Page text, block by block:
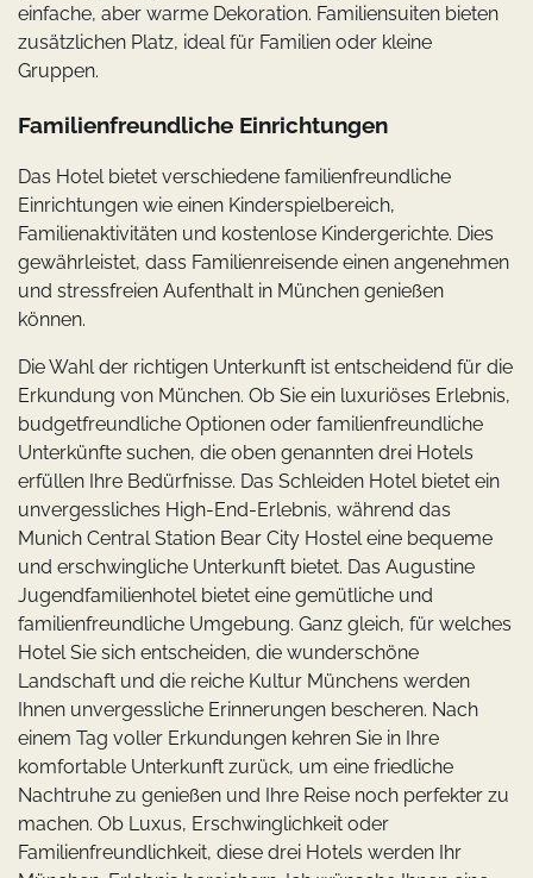
einfache, aber warme Dekoration. Familiensuiten bieten
zusätzlichen Platz, ideal für Familien oder kleine
Gruppen.
Familienfreundliche Einrichtungen
Das Hotel bietet verschiedene familienfreundliche
Einrichtungen wie einen Kinderspielbereich,
Familienaktivitäten und kostenlose Kindergerichte. Dies
gewährleistet, dass Familienreisende einen angenehmen
und stressfreien Aufenthalt in München genießen
können.
Die Wahl der richtigen Unterkunft ist entscheidend für die
Erkundung von München. Ob Sie ein luxuriöses Erlebnis,
budgetfreundliche Optionen oder familienfreundliche
Unterkünfte suchen, die oben genannten drei Hotels
erfüllen Ihre Bedürfnisse. Das Schleiden Hotel bietet ein
unvergessliches High-End-Erlebnis, während das
Munich Central Station Bear City Hostel eine bequeme
und erschwingliche Unterkunft bietet. Das Augustine
Jugendfamilienhotel bietet eine gemütliche und
familienfreundliche Umgebung. Ganz gleich, für welches
Hotel Sie sich entscheiden, die wunderschöne
Landschaft und die reiche Kultur Münchens werden
Ihnen unvergessliche Erinnerungen bescheren. Nach
einem Tag voller Erkundungen kehren Sie in Ihre
komfortable Unterkunft zurück, um eine friedliche
Nachtruhe zu genießen und Ihre Reise noch perfekter zu
machen. Ob Luxus, Erschwinglichkeit oder
Familienfreundlichkeit, diese drei Hotels werden Ihr